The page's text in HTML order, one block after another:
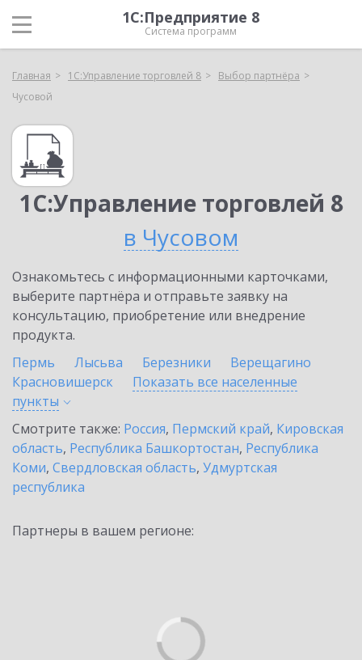
1С:Предприятие 8
Система программ
Главная 1С:Управление торговлей 8
Выбор партнёра
Чусовой
1С:Управление торговлей 8
в Чусовом
Ознакомьтесь с информационными карточками,
выберите партнёра и отправьте заявку на
консультацию, приобретение или внедрение
продукта.
Пермь
Лысьва Березники
Верещагино
Красновишерск
Показать все населенные
пункты
Смотрите также: Россия, Пермский край, Кировская
область, Республика Башкортостан, Республика
Коми, Свердловская область, Удмуртская
республика
Партнеры в вашем регионе: